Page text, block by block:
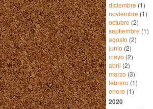
diciembre (1)
noviembre (1)
octubre (2)
septiembre (1)
agosto (2)
junio (2)
mayo (2)
abril (2)
marzo (3)
febrero (1)
enero (1)
2020